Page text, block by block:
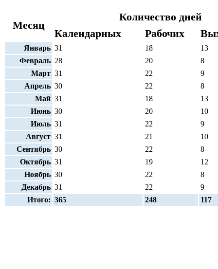
Месяц
Количество дней
Календарных
Рабочих
Январь 31 18
13
Февраль 28 20
8
Март 31 22
9
Апрель 30 22
8
Май 31 18
13
Июнь 30 20
10
Июль 31 22
9
Август 31 21
10
Сентябрь 30 22
8
Октябрь 31 19
12
Ноябрь 30 22
8
Декабрь 31 22
9
Итого: 365 248 117